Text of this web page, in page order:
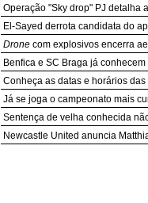
Operação "Sky drop" PJ detalha
El-Sayed derrota candidata do
Drone com explosivos encerra
Benfica e SC Braga já
Conheça as datas e horários das
Já se joga o campeonato mais
Sentença de velha conhecida
Newcastle United anuncia